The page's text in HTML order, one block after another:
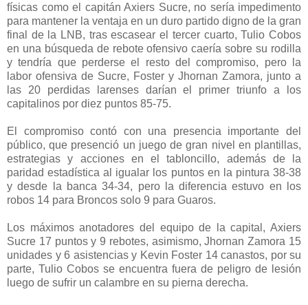
físicas como el capitán Axiers Sucre, no sería impedimento
para mantener la ventaja en un duro partido digno de la gran
final de la LNB, tras escasear el tercer cuarto, Tulio Cobos
en una búsqueda de rebote ofensivo caería sobre su rodilla
y tendría que perderse el resto del compromiso, pero la
labor ofensiva de Sucre, Foster y Jhornan Zamora, junto a
las 20 perdidas larenses darían el primer triunfo a los
capitalinos por diez puntos 85-75.
El compromiso contó con una presencia importante del
público, que presenció un juego de gran nivel en plantillas,
estrategias y acciones en el tabloncillo, además de la
paridad estadística al igualar los puntos en la pintura 38-38
y desde la banca 34-34, pero la diferencia estuvo en los
robos 14 para Broncos solo 9 para Guaros.
Los máximos anotadores del equipo de la capital, Axiers
Sucre 17 puntos y 9 rebotes, asimismo, Jhornan Zamora 15
unidades y 6 asistencias y Kevin Foster 14 canastos, por su
parte, Tulio Cobos se encuentra fuera de peligro de lesión
luego de sufrir un calambre en su pierna derecha.